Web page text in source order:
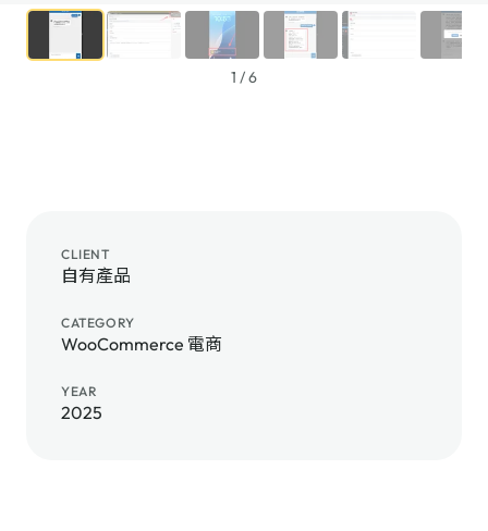
1 /6
CLIENT
自有產品
CATEGORY
WooCommerce 電商
YEAR
2025